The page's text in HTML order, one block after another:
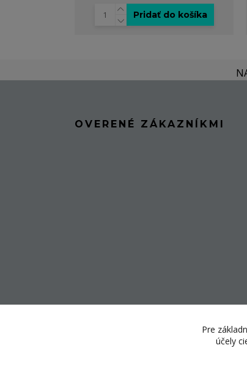
Pridať do košíka
OVERENÉ ZÁKAZNÍKMI
Pre
účely